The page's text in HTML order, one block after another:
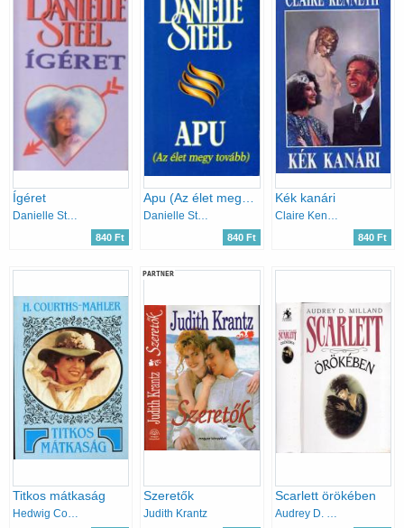
Ígéret
Danielle Steel
840 Ft
Apu (Az élet megy tovább)
Danielle Steel
840 Ft
Kék kanári
Claire Kenneth
840 Ft
Titkos mátkaság
Hedwig Courths-Mahler
PARTNER
Szeretők
Judith Krantz
Scarlett örökében
Audrey D. Milland